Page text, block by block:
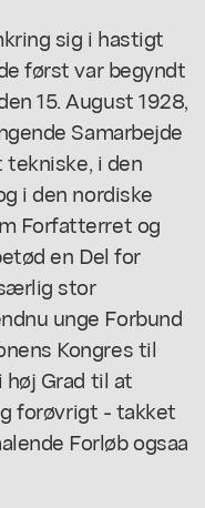
sig i hastigt
først var begyndt
15. August 1928,
Samarbejde
tekniske, i den
i den nordiske
Forfatterret og
en Del for
stor
unge Forbund
Kongres til
høj Grad til at
forøvrigt - takket
Forløb ogsaa